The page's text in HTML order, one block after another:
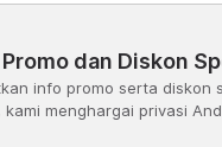
dan Diskon
info promo serta diskon
kami menghargai privasi